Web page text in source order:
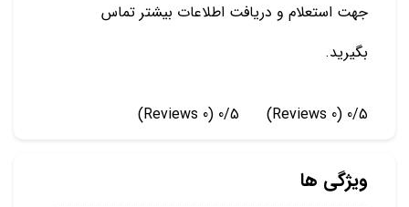
جهت استعلام و دریافت اطلاعات بیشتر تماس
بگیرید.
0/5
(0 Reviews)
0/5
(0 Reviews)
ویژگی ها